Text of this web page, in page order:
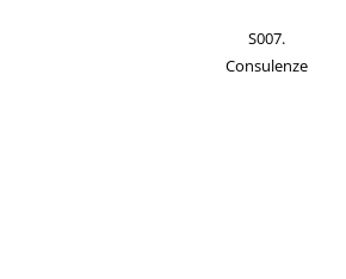
S007.
Consulenze